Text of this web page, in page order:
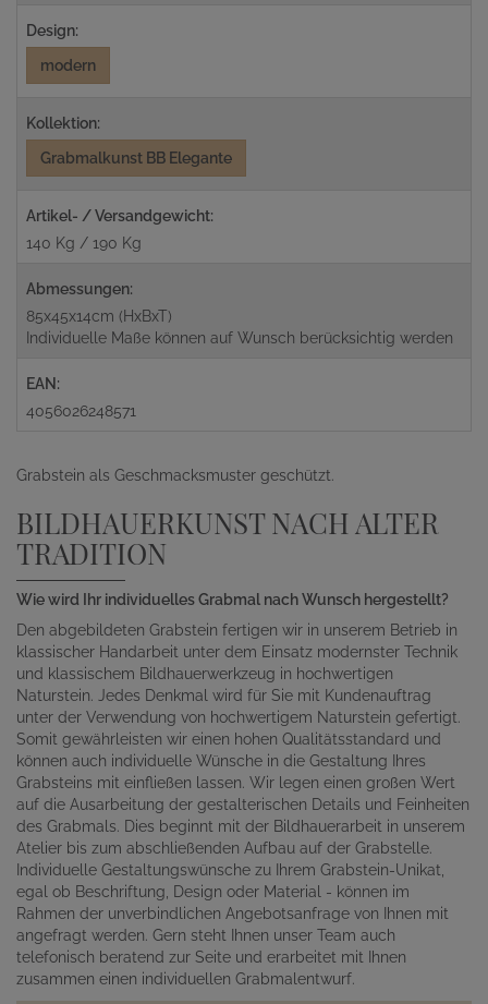
Design:
modern
Kollektion:
Grabmalkunst BB Elegante
Artikel- / Versandgewicht:
140 Kg / 190 Kg
Abmessungen:
85x45x14cm (HxBxT)
Individuelle Maße können auf Wunsch berücksichtig werden
EAN:
4056026248571
Grabstein als Geschmacksmuster geschützt.
BILDHAUERKUNST NACH ALTER
TRADITION
Wie wird Ihr individuelles Grabmal nach Wunsch hergestellt?
Den abgebildeten Grabstein fertigen wir in unserem Betrieb in
klassischer Handarbeit unter dem Einsatz modernster Technik
und klassischem Bildhauerwerkzeug in hochwertigen
Naturstein. Jedes Denkmal wird für Sie mit Kundenauftrag
unter der Verwendung von hochwertigem Naturstein gefertigt.
Somit gewährleisten wir einen hohen Qualitätsstandard und
können auch individuelle Wünsche in die Gestaltung Ihres
Grabsteins mit einfließen lassen. Wir legen einen großen Wert
auf die Ausarbeitung der gestalterischen Details und Feinheiten
des Grabmals. Dies beginnt mit der Bildhauerarbeit in unserem
Atelier bis zum abschließenden Aufbau auf der Grabstelle.
Individuelle Gestaltungswünsche zu Ihrem Grabstein-Unikat,
egal ob Beschriftung, Design oder Material - können im
Rahmen der unverbindlichen Angebotsanfrage von Ihnen mit
angefragt werden. Gern steht Ihnen unser Team auch
telefonisch beratend zur Seite und erarbeitet mit Ihnen
zusammen einen individuellen Grabmalentwurf.